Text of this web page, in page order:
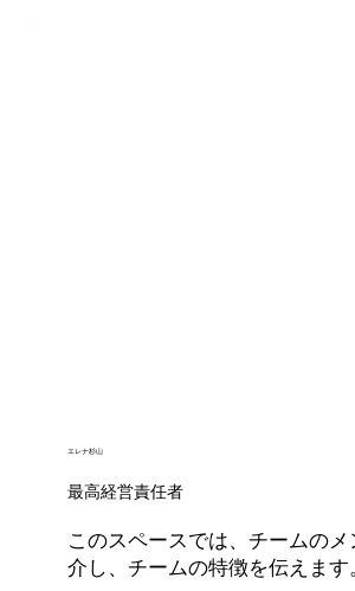
エレナ杉山
最高経営責任者
このスペースでは、チームのメ
介し、チームの特徴を伝えます